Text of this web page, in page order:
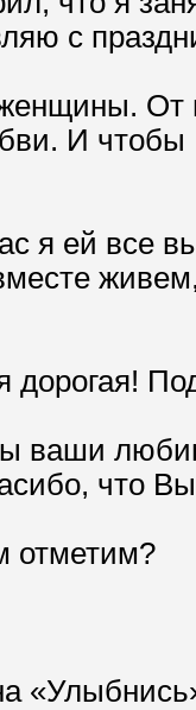
с
От
И
я ей все
дорогая!
ваши
что
отметим?